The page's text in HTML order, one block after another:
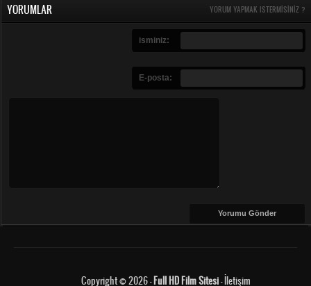
YORUMLAR YORUM YAPMAK ISTERMISINIZ ?
isminiz:
E-posta:
Copyright © 2026 -Full HD Film Sitesi-İletişim